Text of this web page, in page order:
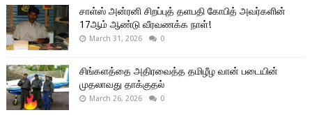
சாள்ஸ் அன்ரனி சிறப்புத் தளபதி கோபித் அவர்களின்
17ஆம் ஆண்டு வீரவணக்க நாள்!
March 31, 2026 0
சிங்களத்தை அதிரவைத்த தமிழீழ வான் படையின்
முதலாவது தாக்குதல்
March 26, 2026 0